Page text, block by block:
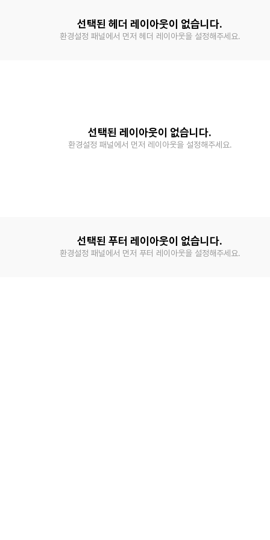
선택된 헤더 레이아웃이 없습니다.
환경설정 패널에서 먼저 헤더 레이아웃을 설정해주세요.
선택된 레이아웃이 없습니다.
환경설정 패널에서 먼저 레이아웃을 설정해주세요.
선택된 푸터 레이아웃이 없습니다.
환경설정 패널에서 먼저 푸터 레이아웃을 설정해주세요.